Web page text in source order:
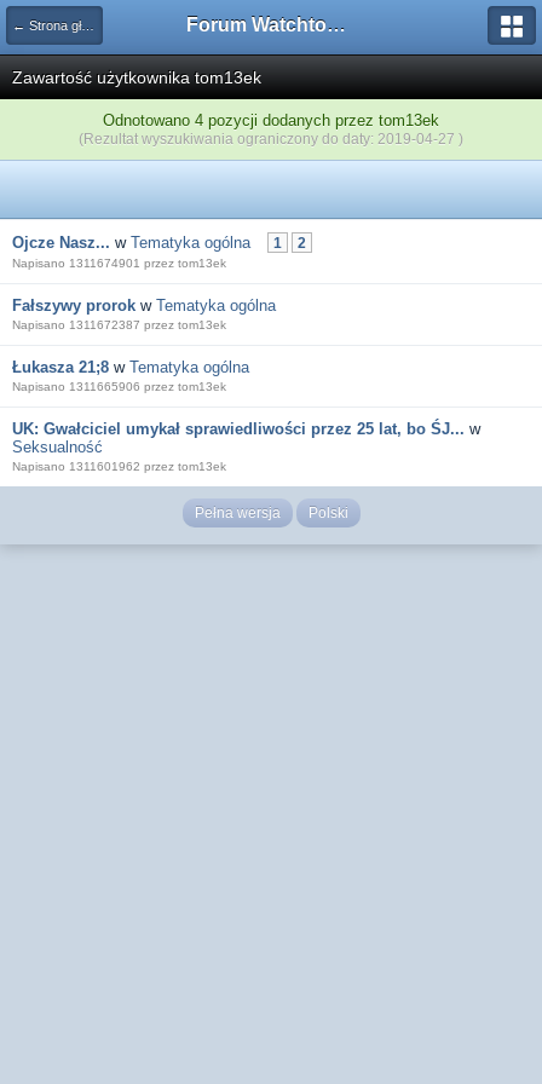
← Strona główna Forum Watchtower
Zawartość użytkownika tom13ek
Odnotowano 4 pozycji dodanych przez tom13ek
(Rezultat wyszukiwania ograniczony do daty: 2019-04-27 )
Ojcze Nasz... w Tematyka ogólna 1 2
Napisano 1311674901 przez tom13ek
Fałszywy prorok w Tematyka ogólna
Napisano 1311672387 przez tom13ek
Łukasza 21;8 w Tematyka ogólna
Napisano 1311665906 przez tom13ek
UK: Gwałciciel umykał sprawiedliwości przez 25 lat, bo ŚJ... w
Seksualność
Napisano 1311601962 przez tom13ek
Pełna wersja Polski